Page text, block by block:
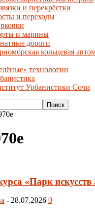
и перекрёстки
и переходы
и марины
дороги
кольцевая
технологии
Урбанистики Сочи
«Парк искусств
- 28.07.2026 0